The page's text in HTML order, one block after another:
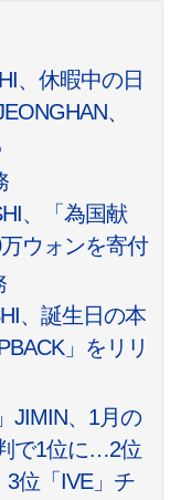
、休暇中の日
、
、「為国献
ウォンを寄付
、誕生日の本
」をリリ
JIMIN、1月の
で1位に…2位
3位「IVE」チ